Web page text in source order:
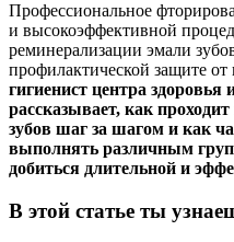
Профессиональное
и высокоэффективной
реминерализации эмали
профилактической защите от
гигиенист центра
рассказывает, как
зубов шаг за шагом и как
выполнять различным
добиться длительной и
В этой статье ты